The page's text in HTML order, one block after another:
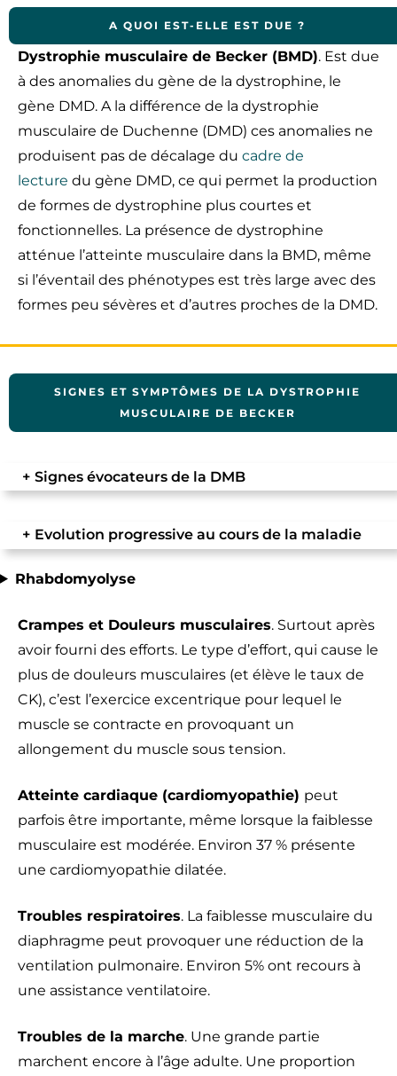
A QUOI EST-ELLE EST DUE ?
Dystrophie musculaire de Becker (BMD). Est due
à des anomalies du gène de la dystrophine, le
gène DMD. A la différence de la dystrophie
musculaire de Duchenne (DMD) ces anomalies ne
produisent pas de décalage du cadre de
lecture du gène DMD, ce qui permet la production
de formes de dystrophine plus courtes et
fonctionnelles. La présence de dystrophine
atténue l’atteinte musculaire dans la BMD, même
si l’éventail des phénotypes est très large avec des
formes peu sévères et d’autres proches de la DMD.
SIGNES ET SYMPTÔMES DE LA DYSTROPHIE
MUSCULAIRE DE BECKER
+ Signes évocateurs de la DMB
+ Evolution progressive au cours de la maladie
Rhabdomyolyse
Crampes et Douleurs musculaires. Surtout après
avoir fourni des efforts. Le type d’effort, qui cause le
plus de douleurs musculaires (et élève le taux de
CK), c’est l’exercice excentrique pour lequel le
muscle se contracte en provoquant un
allongement du muscle sous tension.
Atteinte cardiaque (cardiomyopathie) peut
parfois être importante, même lorsque la faiblesse
musculaire est modérée. Environ 37 % présente
une cardiomyopathie dilatée.
Troubles respiratoires. La faiblesse musculaire du
diaphragme peut provoquer une réduction de la
ventilation pulmonaire. Environ 5% ont recours à
une assistance ventilatoire.
Troubles de la marche. Une grande partie
marchent encore à l’âge adulte. Une proportion